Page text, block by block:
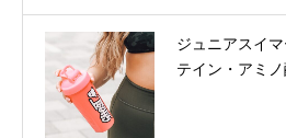
ジュニアスイ
テイン・アミ